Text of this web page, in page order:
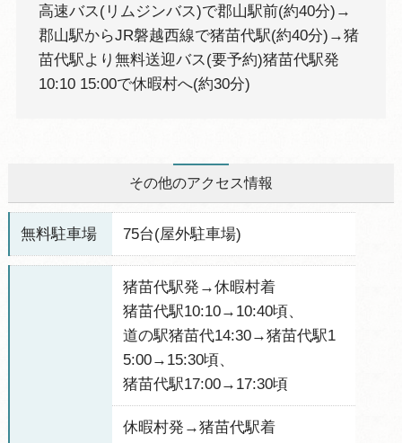
高速バス(リムジンバス)で郡山駅前(約40分)→
郡山駅からJR磐越西線で猪苗代駅(約40分)→猪
苗代駅より無料送迎バス(要予約)猪苗代駅発
10:10 15:00で休暇村へ(約30分)
その他のアクセス情報
無料駐車場 75台(屋外駐車場)
猪苗代駅発→休暇村着
猪苗代駅10:10→10:40頃、
道の駅猪苗代14:30→猪苗代駅1
5:00→15:30頃、
猪苗代駅17:00→17:30頃
休暇村発→猪苗代駅着